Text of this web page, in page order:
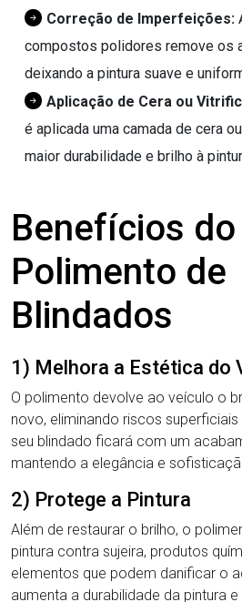
Correção de Imperfeições:
compostos polidores remove os
deixando a pintura suave e
Aplicação de Cera ou
é aplicada uma camada de cera
maior durabilidade e brilho à
Benefícios do
Polimento de
Blindados
1) Melhora a Estética do
O polimento devolve ao veículo o
novo, eliminando riscos
seu blindado ficará com um
mantendo a elegância e
2) Protege a Pintura
Além de restaurar o brilho, o
pintura contra sujeira, produtos
elementos que podem danificar o
aumenta a durabilidade da pintura